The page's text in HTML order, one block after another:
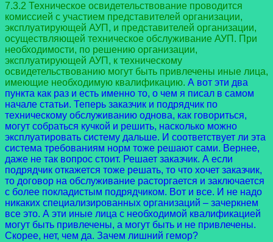
7.3.2 Техническое освидетельствование проводится
комиссией с участием представителей организации,
эксплуатирующей АУП, и представителей организации,
осуществляющей техническое обслуживание АУП. При
необходимости, по решению организации,
эксплуатирующей АУП, к техническому
освидетельствованию могут быть привлечены иные лица,
имеющие необходимую квалификацию. А вот эти два
пункта как раз и есть именно то, о чем я писал в самом
начале статьи. Теперь заказчик и подрядчик по
техническому обслуживанию однова, как говориться,
могут собраться кучкой и решить, насколько можно
эксплуатировать систему дальше. И соответствует ли эта
система требованиям норм тоже решают сами. Вернее,
даже не так вопрос стоит. Решает заказчик. А если
подрядчик откажется тоже решать, то что хочет заказчик,
то договор на обслуживание расторгается и заключается
с более покладистым подрядчиком. Вот и все. И не надо
никаких специализированных организаций – зачеркнем
все это. А эти иные лица с необходимой квалификацией
могут быть привлечены, а могут быть и не привлечены.
Скорее, нет, чем да. Зачем лишний гемор?